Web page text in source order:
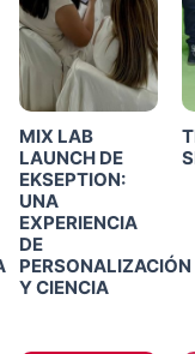
MIX LAB
LAUNCH DE
EKSEPTION:
UNA
EXPERIENCIA
DE
PERSONALIZACIÓN
Y CIENCIA